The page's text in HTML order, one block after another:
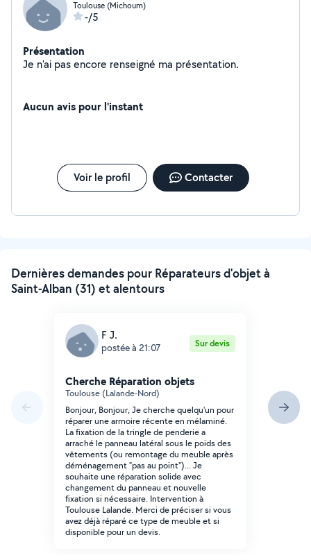
Toulouse (Michoum)
-/5
Présentation
Je n'ai pas encore renseigné ma présentation.
Aucun avis pour l'instant
Voir le profil Contacter
Dernières demandes pour Réparateurs d'objet à
Saint-Alban (31) et alentours
F J.
postée à 21:07 Sur devis
Cherche Réparation objets
Toulouse (Lalande-Nord)
Bonjour, Bonjour, Je cherche quelqu'un pour
réparer une armoire récente en mélaminé.
La fixation de la tringle de penderie a
arraché le panneau latéral sous le poids des
vêtements (ou remontage du meuble après
déménagement "pas au point")... Je
souhaite une réparation solide avec
changement du panneau et nouvelle
fixation si nécessaire. Intervention à
Toulouse Lalande. Merci de préciser si vous
avez déjà réparé ce type de meuble et si
disponible pour un devis.